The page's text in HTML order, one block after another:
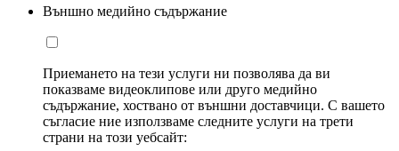
Външно медийно съдържание
Приемането на тези услуги ни позволява да ви
показваме видеоклипове или друго медийно
съдържание, хоствано от външни доставчици. С вашето
съгласие ние използваме следните услуги на трети
страни на този уебсайт: